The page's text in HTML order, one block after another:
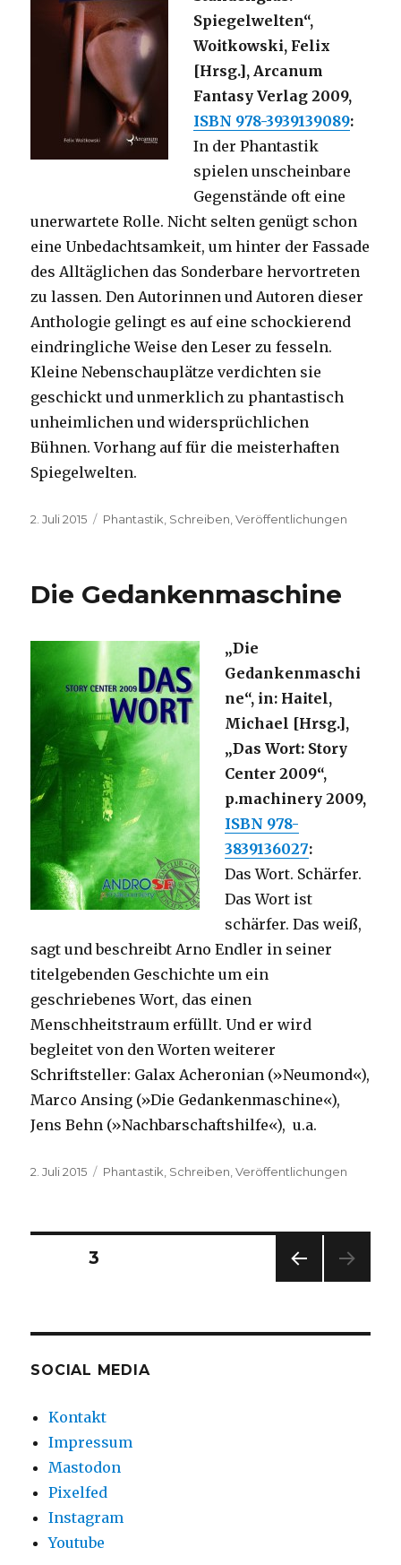
Spiegelwelten“,
Woitkowski, Felix
[Hrsg.], Arcanum
Fantasy Verlag 2009,
ISBN 978-3939139089:
In der Phantastik
spielen unscheinbare
Gegenstände oft eine
unerwartete Rolle. Nicht selten genügt schon
eine Unbedachtsamkeit, um hinter der Fassade
des Alltäglichen das Sonderbare hervortreten
zu lassen. Den Autorinnen und Autoren dieser
Anthologie gelingt es auf eine schockierend
eindringliche Weise den Leser zu fesseln.
Kleine Nebenschauplätze verdichten sie
geschickt und unmerklich zu phantastisch
unheimlichen und widersprüchlichen
Bühnen. Vorhang auf für die meisterhaften
Spiegelwelten.
Veröffentlicht
2. Juli 2015 Kategorien
Phantastik Schreiben ,Veröffentlichungen
Die Gedankenmaschine
„Die
Gedankenmaschi
ne“, in: Haitel,
Michael [Hrsg.],
„Das Wort: Story
Center 2009“,
p.machinery 2009,
ISBN 978-
3839136027:
Das Wort. Schärfer.
Das Wort ist
schärfer. Das weiß,
sagt und beschreibt Arno Endler in seiner
titelgebenden Geschichte um ein
geschriebenes Wort, das einen
Menschheitstraum erfüllt. Und er wird
begleitet von den Worten weiterer
Schriftsteller: Galax Acheronian (»Neumond«),
Marco Ansing (»Die Gedankenmaschine«),
Jens Behn (»Nachbarschaftshilfe«), u.a.
Veröffentlicht
2. Juli 2015 Kategorien
Phantastik Schreiben ,Veröffentlichungen
Seitennummerierung
Beiträge
SEIT
SEITE3
SOCIAL MEDIA
Kontakt
Impressum
Mastodon
Pixelfed
Instagram
Youtube